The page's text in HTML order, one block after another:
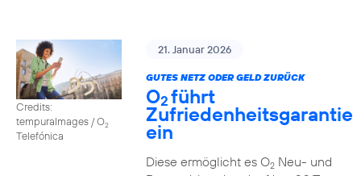
Credits:
tempuraImages / O2
Telefónica
21. Januar 2026
GUTES NETZ ODER GELD ZURÜCK
O2führt
Zufriedenheitsgarantie
ein
Diese ermöglicht es O2Neu- und